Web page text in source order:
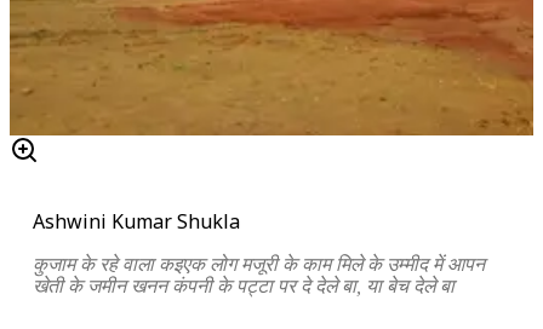
Ashwini Kumar Shukla
कुजाम के रहे वाला कइएक लोग मजूरी के काम मिले के उम्मीद में आपन
खेती के जमीन खनन कंपनी के पट्टा पर दे देले बा, या बेच देले बा